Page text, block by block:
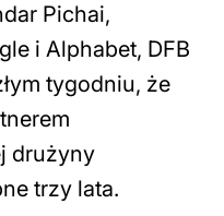
Pichai,
i Alphabet, DFB
tygodniu, że
drużyny
trzy lata.